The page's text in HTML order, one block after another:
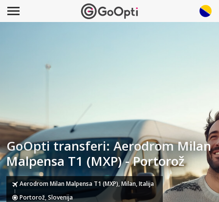
GoOpti transferi: Aerodrom Milan
Malpensa T1 (MXP) - Portorož
Aerodrom Milan Malpensa T1 (MXP), Milan, Italija
Portorož, Slovenija